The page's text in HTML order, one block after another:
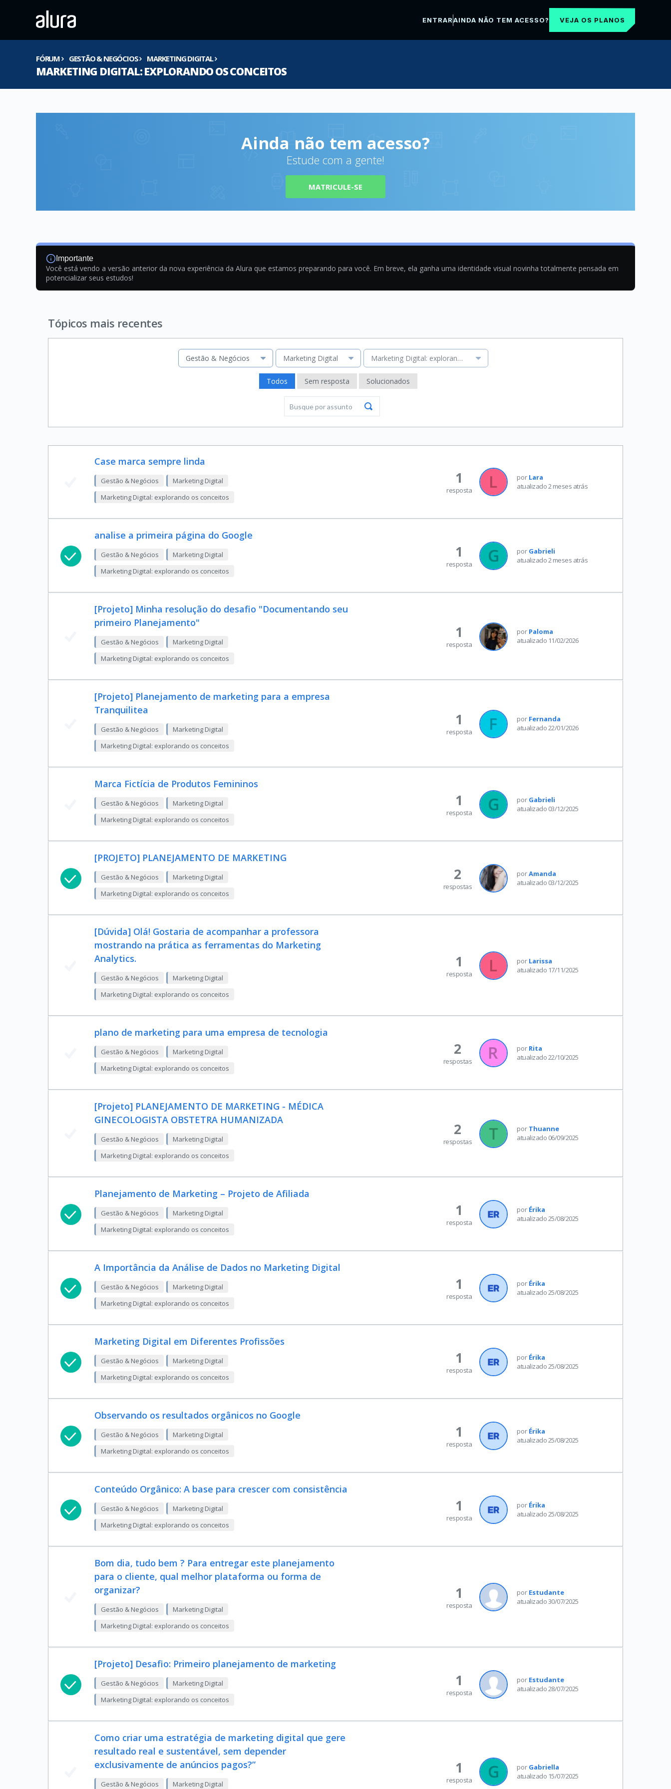
ENTRARAINDA NÃO TEM ACESSO? VEJA OS PLANOS
FÓRUM GESTÃO & NEGÓCIOS MARKETING DIGITAL
MARKETING DIGITAL: EXPLORANDO OS CONCEITOS
Ainda não tem acesso?
Estude com a gente!
MATRICULE-SE
Importante
Você está vendo a versão anterior da nova experiência da Alura que estamos preparando para você. Em breve, ela ganha uma identidade visual novinha totalmente pensada em
potencializar seus estudos!
Tópicos mais recentes
Gestão & Negócios Marketing Digital Marketing Digital: explorando os conceitos
Todos Sem resposta Solucionados
Case marca sempre linda
Gestão & Negócios
Marketing Digital
Marketing Digital: explorando os conceitos
por Lara
atualizado 2 meses atrás
1
resposta
analise a primeira página do Google
Gestão & Negócios
Marketing Digital
Marketing Digital: explorando os conceitos
por Gabrieli
atualizado 2 meses atrás
1
resposta
[Projeto] Minha resolução do desafio "Documentando seu
primeiro Planejamento"
Gestão & Negócios
Marketing Digital
Marketing Digital: explorando os conceitos
por Paloma
atualizado 11/02/2026
1
resposta
[Projeto] Planejamento de marketing para a empresa
Tranquilitea
Gestão & Negócios
Marketing Digital
Marketing Digital: explorando os conceitos
por Fernanda
atualizado 22/01/2026
1
resposta
Marca Fictícia de Produtos Femininos
Gestão & Negócios
Marketing Digital
Marketing Digital: explorando os conceitos
por Gabrieli
atualizado 03/12/2025
1
resposta
[PROJETO] PLANEJAMENTO DE MARKETING
Gestão & Negócios
Marketing Digital
Marketing Digital: explorando os conceitos
porAmanda
atualizado 03/12/2025
2
respostas
[Dúvida] Olá! Gostaria de acompanhar a professora
mostrando na prática as ferramentas do Marketing
Analytics.
Gestão & Negócios
Marketing Digital
Marketing Digital: explorando os conceitos
por Larissa
atualizado 17/11/2025
1
resposta
plano de marketing para uma empresa de tecnologia
Gestão & Negócios
Marketing Digital
Marketing Digital: explorando os conceitos
por Rita
atualizado 22/10/2025
2
respostas
[Projeto] PLANEJAMENTO DE MARKETING - MÉDICA
GINECOLOGISTA OBSTETRA HUMANIZADA
Gestão & Negócios
Marketing Digital
Marketing Digital: explorando os conceitos
por Thuanne
atualizado 06/09/2025
2
respostas
Planejamento de Marketing – Projeto de Afiliada
Gestão & Negócios
Marketing Digital
Marketing Digital: explorando os conceitos
por Érika
atualizado 25/08/2025
1
resposta
A Importância da Análise de Dados no Marketing Digital
Gestão & Negócios
Marketing Digital
Marketing Digital: explorando os conceitos
por Érika
atualizado 25/08/2025
1
resposta
Marketing Digital em Diferentes Profissões
Gestão & Negócios
Marketing Digital
Marketing Digital: explorando os conceitos
por Érika
atualizado 25/08/2025
1
resposta
Observando os resultados orgânicos no Google
Gestão & Negócios
Marketing Digital
Marketing Digital: explorando os conceitos
por Érika
atualizado 25/08/2025
1
resposta
Conteúdo Orgânico: A base para crescer com consistência
Gestão & Negócios
Marketing Digital
Marketing Digital: explorando os conceitos
por Érika
atualizado 25/08/2025
1
resposta
Bom dia, tudo bem ? Para entregar este planejamento
para o cliente, qual melhor plataforma ou forma de
organizar?
Gestão & Negócios
Marketing Digital
Marketing Digital: explorando os conceitos
por Estudante
atualizado 30/07/2025
1
resposta
[Projeto] Desafio: Primeiro planejamento de marketing
Gestão & Negócios
Marketing Digital
Marketing Digital: explorando os conceitos
por Estudante
atualizado 28/07/2025
1
resposta
Como criar uma estratégia de marketing digital que gere
resultado real e sustentável, sem depender
exclusivamente de anúncios pagos?”
Gestão & Negócios Marketing Digital
por Gabriella
atualizado 15/07/2025
1
resposta